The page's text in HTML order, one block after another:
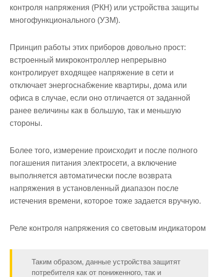
контроля напряжения (РКН) или устройства защиты
многофункционального (УЗМ).
Принцип работы этих приборов довольно прост:
встроенный микроконтроллер непрерывно
контролирует входящее напряжение в сети и
отключает энергоснабжение квартиры, дома или
офиса в случае, если оно отличается от заданной
ранее величины как в большую, так и меньшую
стороны.
Более того, измерение происходит и после полного
погашения питания электросети, а включение
выполняется автоматически после возврата
напряжения в установленный диапазон после
истечения времени, которое тоже задается вручную.
Реле контроля напряжения со световым индикатором
Таким образом, данные устройства защитят
потребителя как от пониженного, так и